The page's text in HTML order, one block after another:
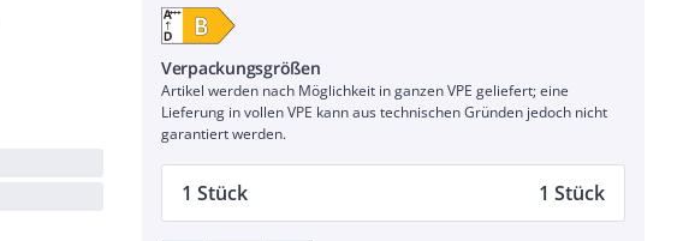
Verpackungsgrößen
Artikel werden nach Möglichkeit in ganzen VPE geliefert; eine
Lieferung in vollen VPE kann aus technischen Gründen jedoch nicht
garantiert werden.
1 Stück 1 Stück